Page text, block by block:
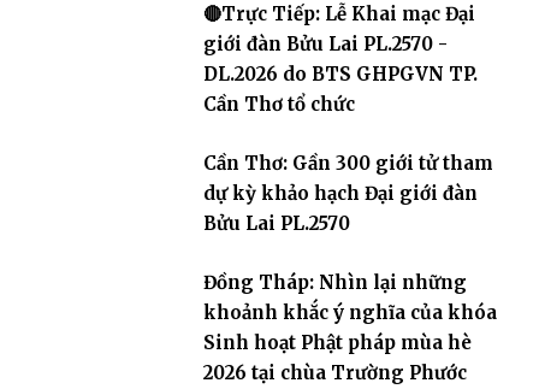
🔴Trực Tiếp: Lễ Khai mạc Đại
giới đàn Bửu Lai PL.2570 -
DL.2026 do BTS GHPGVN TP.
Cần Thơ tổ chức
Cần Thơ: Gần 300 giới tử tham
dự kỳ khảo hạch Đại giới đàn
Bửu Lai PL.2570
Đồng Tháp: Nhìn lại những
khoảnh khắc ý nghĩa của khóa
Sinh hoạt Phật pháp mùa hè
2026 tại chùa Trường Phước